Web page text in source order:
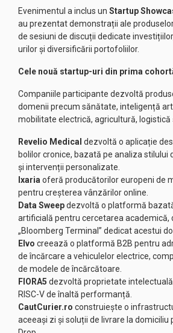
Evenimentul a inclus un Startup
au prezentat demonstrații ale
de sesiuni de discuții dedicate
urilor și diversificării portofoliilor.
Cele nouă startup-uri din prima
Companiile participante dezvoltă
domenii precum sănătate, inteligență
mobilitate electrică, agricultură, logistică
Revelio Medical dezvoltă o aplicație
bolilor cronice, bazată pe analiza stilului
și intervenții personalizate.
Ixaria oferă producătorilor europeni de
pentru creșterea vânzărilor online.
Data Sweepdezvoltă o platformă
artificială pentru cercetarea academică,
„Bloomberg Terminal” dedicat acestui
Elvo creează o platformă B2B pentru
de încărcare a vehiculelor electrice,
de modele de încărcătoare.
FIORA5 dezvoltă proprietate
RISC-V de înaltă performanță.
CautCurier.ro construiește o
aceeași zi și soluții de livrare la domiciliu